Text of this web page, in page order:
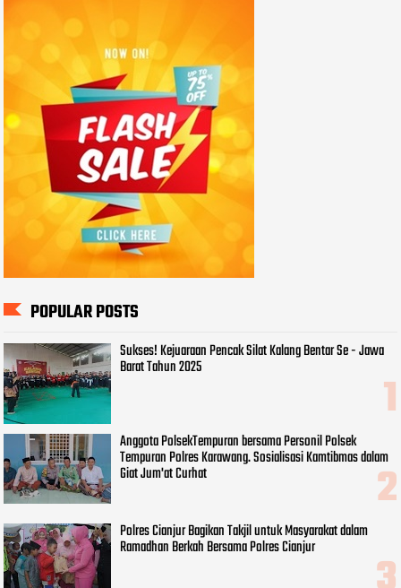
POPULAR POSTS
Sukses! Kejuaraan Pencak Silat Kalang Bentar Se - Jawa
Barat Tahun 2025
Anggota PolsekTempuran bersama Personil Polsek
Tempuran Polres Karawang. Sosialisasi Kamtibmas dalam
Giat Jum'at Curhat
Polres Cianjur Bagikan Takjil untuk Masyarakat dalam
Ramadhan Berkah Bersama Polres Cianjur